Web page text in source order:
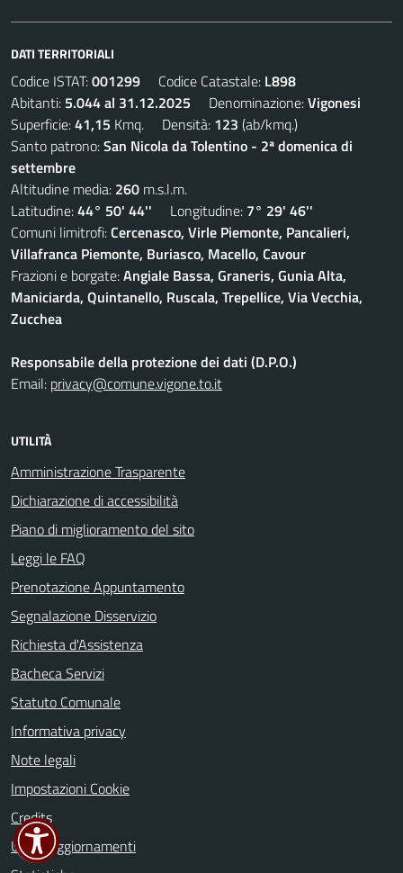
DATI TERRITORIALI
Codice ISTAT:001299 Codice Catastale: L898
Abitanti: 5.044 al 31.12.2025 Denominazione:Vigonesi
Superficie:41,15 Kmq. Densità: 123 (ab/kmq.)
Santo patrono:San Nicola da Tolentino - 2ª domenica di
settembre
Altitudine media: 260 m.s.l.m.
Latitudine:44° 50' 44'' Longitudine: 7° 29' 46''
Comuni limitrofi:Cercenasco, Virle Piemonte, Pancalieri,
Villafranca Piemonte, Buriasco, Macello, Cavour
Frazioni e borgate:Angiale Bassa, Graneris, Gunia Alta,
Maniciarda, Quintanello, Ruscala, Trepellice, Via Vecchia,
Zucchea
Responsabile della protezione dei dati (D.P.O.)
Email: privacy@comune.vigone.to.it
UTILITÀ
Amministrazione Trasparente
Dichiarazione di accessibilità
Piano di miglioramento del sito
Leggi le FAQ
Prenotazione Appuntamento
Segnalazione Disservizio
Richiesta d'Assistenza
Bacheca Servizi
Statuto Comunale
Informativa privacy
Note legali
Impostazioni Cookie
Credits
Ultimi aggiornamenti